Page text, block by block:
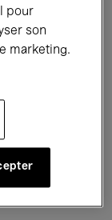
pour
son
marketing.